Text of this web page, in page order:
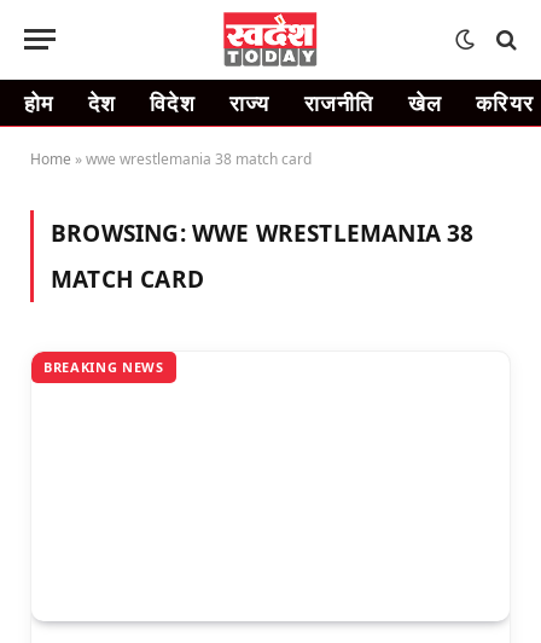
होम देश विदेश राज्य राजनीति खेल करियर
Home »wwe wrestlemania 38 match card
BROWSING:WWE WRESTLEMANIA 38
MATCH CARD
BREAKING NEWS